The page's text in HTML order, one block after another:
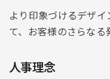
より印象づけるデザ
て、お客様のさらなる
人事理念